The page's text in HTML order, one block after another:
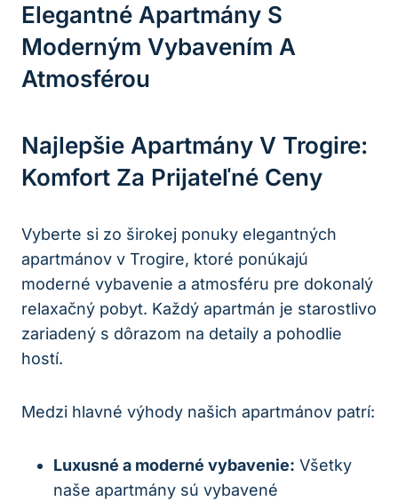
Elegantné Apartmány S
Moderným Vybavením A
Atmosférou
Najlepšie Apartmány V Trogire:
Komfort Za Prijateľné Ceny
Vyberte si zo širokej ponuky elegantných
apartmánov v Trogire, ktoré ponúkajú
moderné vybavenie a atmosféru pre dokonalý
relaxačný pobyt. Každý apartmán je starostlivo
zariadený s dôrazom na detaily a pohodlie
hostí.
Medzi hlavné výhody našich apartmánov patrí:
Luxusné a moderné vybavenie: Všetky
naše apartmány sú vybavené